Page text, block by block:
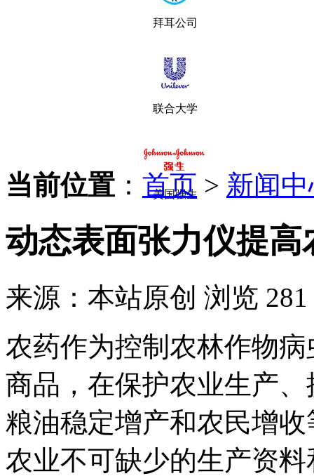
拜耳公司
联合大学
美国强生
当前位置 ： 首页 > 新闻
动态表面张力仪提
来源：本站原创 浏览
农药作为控制农林作物
商品，在保护农业生产
粮油稳定增产和农民增
农业不可缺少的生产资